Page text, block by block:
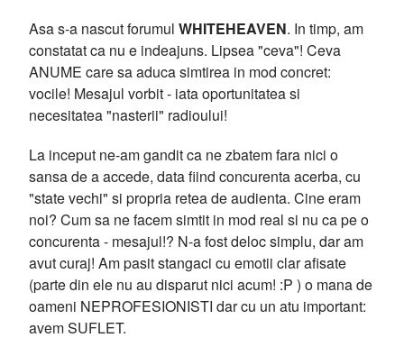
Asa s-a nascut forumul WHITEHEAVEN. In timp, am
constatat ca nu e indeajuns. Lipsea "ceva"! Ceva
ANUME care sa aduca simtirea in mod concret:
vocile! Mesajul vorbit - iata oportunitatea si
necesitatea "nasterii" radioului!
La inceput ne-am gandit ca ne zbatem fara nici o
sansa de a accede, data fiind concurenta acerba, cu
"state vechi" si propria retea de audienta. Cine eram
noi? Cum sa ne facem simtit in mod real si nu ca pe o
concurenta - mesajul!? N-a fost deloc simplu, dar am
avut curaj! Am pasit stangaci cu emotii clar afisate
(parte din ele nu au disparut nici acum! :P ) o mana de
oameni NEPROFESIONISTI dar cu un atu important:
avem SUFLET.